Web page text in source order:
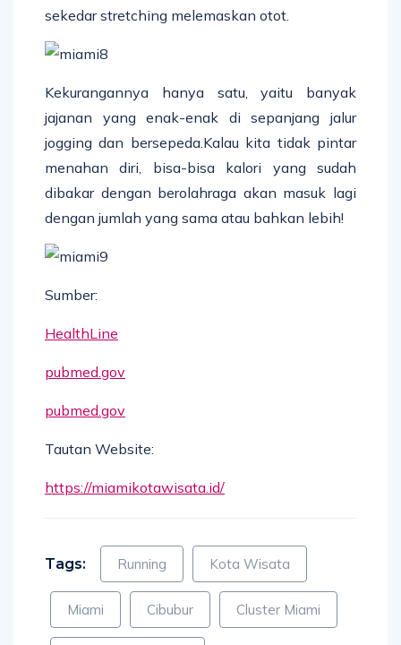
sekedar stretching melemaskan otot.
Kekurangannya hanya satu, yaitu banyak
jajanan yang enak-enak di sepanjang jalur
jogging dan bersepeda.Kalau kita tidak pintar
menahan diri, bisa-bisa kalori yang sudah
dibakar dengan berolahraga akan masuk lagi
dengan jumlah yang sama atau bahkan lebih!
Sumber:
HealthLine
pubmed.gov
pubmed.gov
Tautan Website:
https://miamikotawisata.id/
Tags: Running Kota Wisata
Miami Cibubur Cluster Miami